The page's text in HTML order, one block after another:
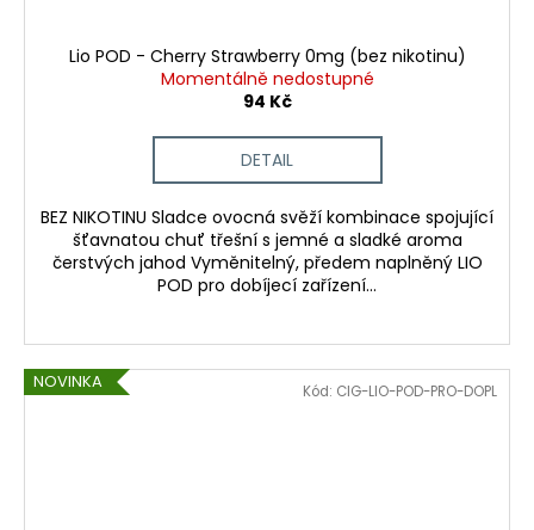
Lio POD - Cherry Strawberry 0mg (bez nikotinu)
Momentálně nedostupné
94 Kč
DETAIL
BEZ NIKOTINU Sladce ovocná svěží kombinace spojující
šťavnatou chuť třešní s jemné a sladké aroma
čerstvých jahod Vyměnitelný, předem naplněný LIO
POD pro dobíjecí zařízení...
NOVINKA Kód: CIG-LIO-POD-PRO-DOPL